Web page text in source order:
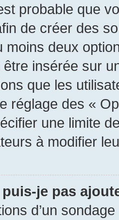
probable que
de créer des
moins deux
insérée sur
que les
réglage des «
une limite
à modifier
je pas
d’un